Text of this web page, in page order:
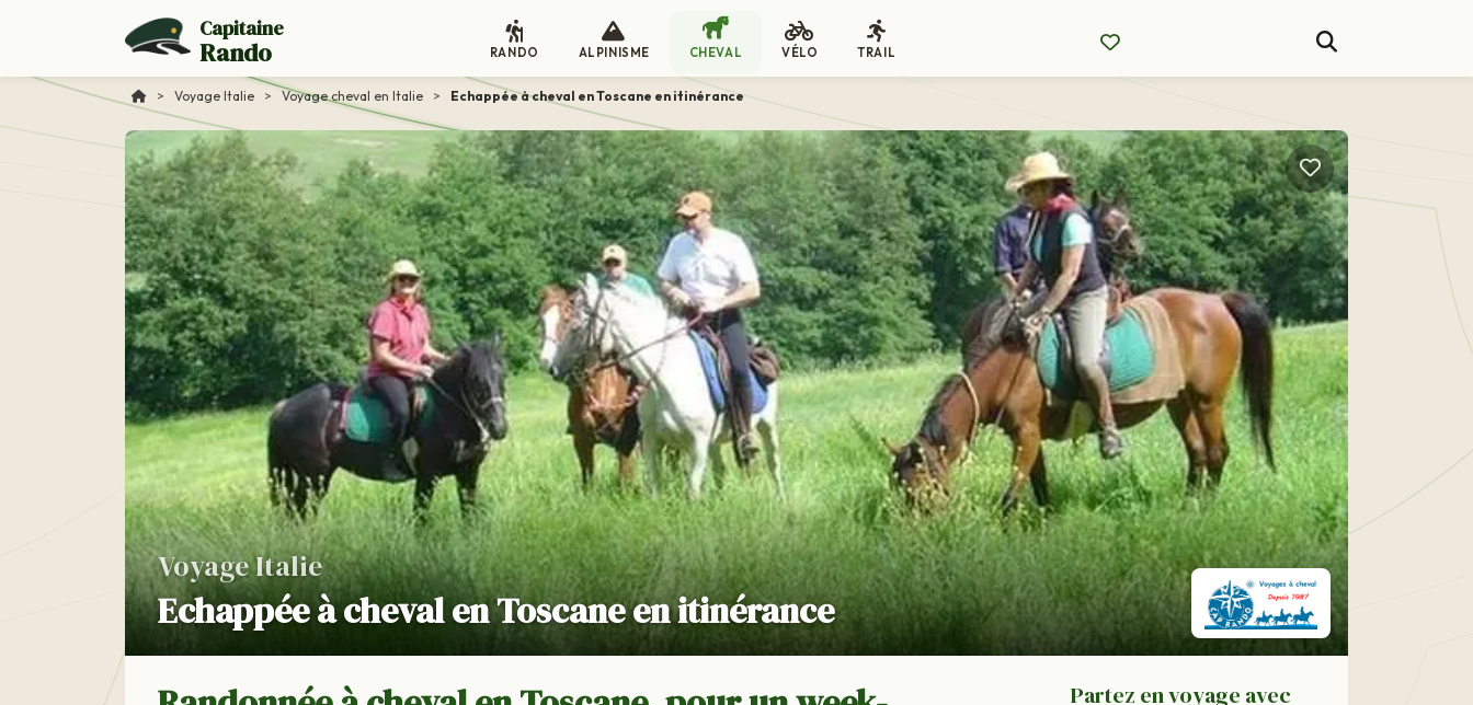
Capitaine
Rando RANDO ALPINISME CHEVAL VÉLO TRAIL
> Voyage Italie > Voyage cheval en Italie > Echappée à cheval en Toscane en itinérance
Voyage Italie
Echappée à cheval en Toscane en itinérance
Partez en voyage avec